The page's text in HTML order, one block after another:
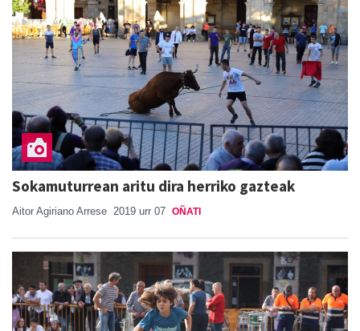
Sokamuturrean aritu dira herriko gazteak
Aitor Agiriano Arrese 2019 urr 07 OÑATI